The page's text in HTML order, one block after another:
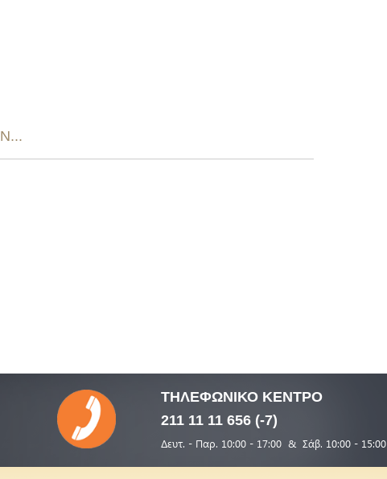
ΤΗΛΕΦΩΝΙΚΟΚΕΝΤΡΟ
211 11 11 656 (-7)
Δευτ. - Παρ. 10:00 - 17:00 & Σάβ. 10:00 - 15:00